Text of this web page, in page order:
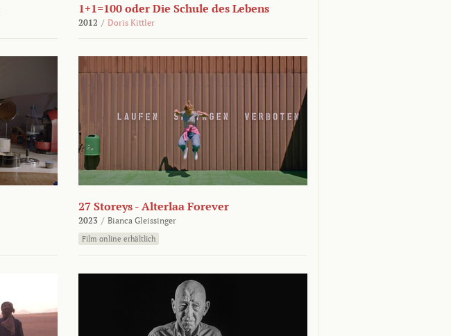
1+1=100 oder Die Schule des Lebens
2012 / Doris Kittler
27 Storeys - Alterlaa Forever
2023 / Bianca Gleissinger
Film online erhältlich